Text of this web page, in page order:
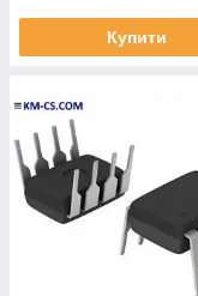
Купити